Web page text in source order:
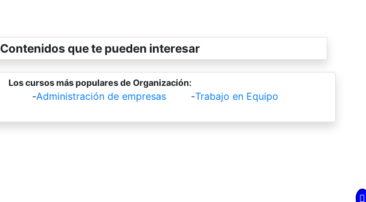
Contenidos que te pueden interesar
Los cursos más populares de Organización:
-Administración de empresas -Trabajo en Equipo